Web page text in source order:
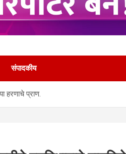
संपादकीय
हरणाचे प्राण.